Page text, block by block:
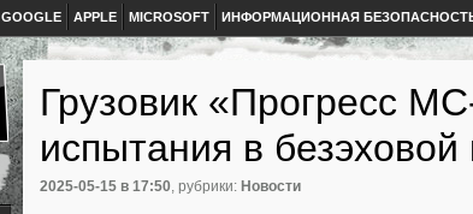
GOOGLE APPLE MICROSOFT ИНФОРМАЦИОННАЯ
Грузовик «Прогресс
испытания в
2025-05-15 в 17:50, рубрики: Новости